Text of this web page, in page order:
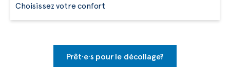
Choisissez votre confort
Prêt·e·s pour le décollage?